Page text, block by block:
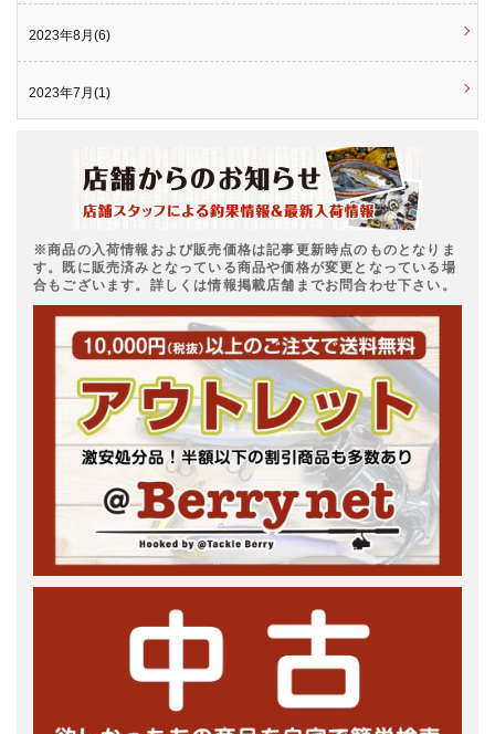
2023年8月(6)
2023年7月(1)
※商品の入荷情報および販売価格は記事更新時点のものとなりま
す。既に販売済みとなっている商品や価格が変更となっている場
合もございます。詳しくは情報掲載店舗までお問合わせ下さい。